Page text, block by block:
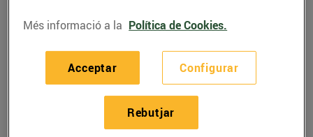
La castanyada, una
festa tradicional
Més informació a la Política de Cookies.
Configurar
Rebutjar
Acceptar